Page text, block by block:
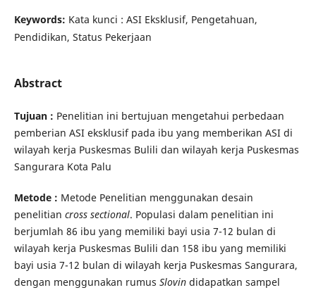
Keywords: Kata kunci : ASI Eksklusif, Pengetahuan,
Pendidikan, Status Pekerjaan
Abstract
Tujuan : Penelitian ini bertujuan mengetahui perbedaan
pemberian ASI eksklusif pada ibu yang memberikan ASI di
wilayah kerja Puskesmas Bulili dan wilayah kerja Puskesmas
Sangurara Kota Palu
Metode : Metode Penelitian menggunakan desain
penelitian cross sectional. Populasi dalam penelitian ini
berjumlah 86 ibu yang memiliki bayi usia 7-12 bulan di
wilayah kerja Puskesmas Bulili dan 158 ibu yang memiliki
bayi usia 7-12 bulan di wilayah kerja Puskesmas Sangurara,
dengan menggunakan rumus Slovin didapatkan sampel